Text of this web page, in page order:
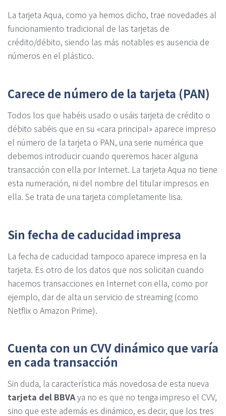
La tarjeta Aqua, como ya hemos dicho, trae novedades al
funcionamiento tradicional de las tarjetas de
crédito/débito, siendo las más notables es ausencia de
números en el plástico.
Carece de número de la tarjeta (PAN)
Todos los que habéis usado o usáis tarjeta de crédito o
débito sabéis que en su «cara principal» aparece impreso
el número de la tarjeta o PAN, una serie numérica que
debemos introducir cuando queremos hacer alguna
transacción con ella por Internet. La tarjeta Aqua no tiene
esta numeración, ni del nombre del titular impresos en
ella. Se trata de una tarjeta completamente lisa.
Sin fecha de caducidad impresa
La fecha de caducidad tampoco aparece impresa en la
tarjeta. Es otro de los datos que nos solicitan cuando
hacemos transacciones en Internet con ella, como por
ejemplo, dar de alta un servicio de streaming (como
Netflix o Amazon Prime).
Cuenta con un CVV dinámico que varía
en cada transacción
Sin duda, la característica más novedosa de esta nueva
tarjeta del BBVAya no es que no tenga impreso el CVV,
sino que este además es dinámico, es decir, que los tres